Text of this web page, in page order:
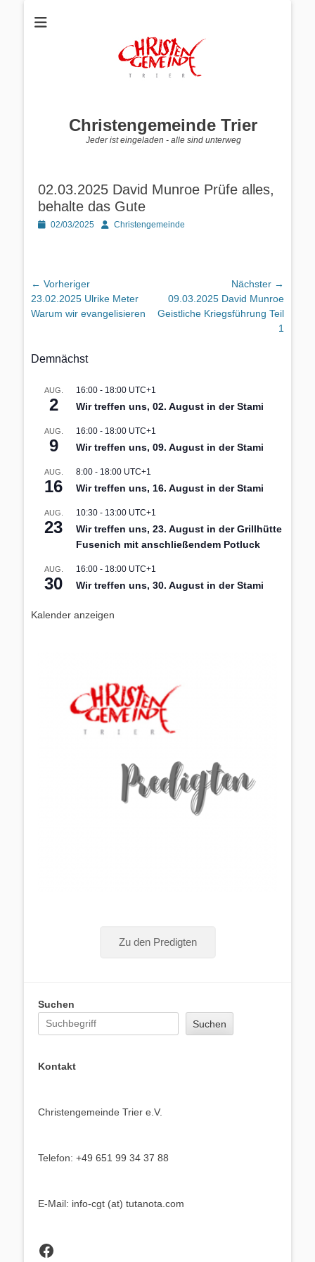
Christengemeinde Trier
Jeder ist eingeladen - alle sind unterweg
02.03.2025 David Munroe Prüfe alles,
behalte das Gute
Posted02/03/2025 AutorChristengemeinde
Beitragsnavigation
← Vorheriger
Vorheriger
Beitrag:
23.02.2025 Ulrike Meter
Warum wir evangelisieren
Nächster →
Nächster
Beitrag:
09.03.2025 David Munroe
Geistliche Kriegsführung Teil
1
Demnächst
AUG.
2
16:00 - 18:00 UTC+1
Wir treffen uns, 02. August in der Stami
AUG.
9
16:00 - 18:00 UTC+1
Wir treffen uns, 09. August in der Stami
AUG.
16
8:00 - 18:00 UTC+1
Wir treffen uns, 16. August in der Stami
AUG.
23
10:30 - 13:00 UTC+1
Wir treffen uns, 23. August in der Grillhütte
Fusenich mit anschließendem Potluck
AUG.
30
16:00 - 18:00 UTC+1
Wir treffen uns, 30. August in der Stami
Kalender anzeigen
Zu den Predigten
Suchen
Suchen
Kontakt
Christengemeinde Trier e.V.
Telefon: +49 651 99 34 37 88
E-Mail: info-cgt (at) tutanota.com
Facebook